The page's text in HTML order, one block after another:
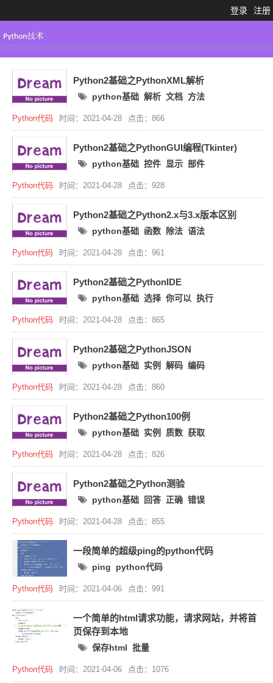
登录 注册
Python3.X 工具大全
Python代码
Python2基础之PythonXML解析
python基础 解析 文档 方法
Python代码 时间：2021-04-28 点击：866
Python2基础之PythonGUI编程(Tkinter)
python基础 控件 显示 部件
Python代码 时间：2021-04-28 点击：928
Python2基础之Python2.x与3​​.x版本区别
python基础 函数 除法 语法
Python代码 时间：2021-04-28 点击：961
Python2基础之PythonIDE
python基础 选择 你可以 执行
Python代码 时间：2021-04-28 点击：865
Python2基础之PythonJSON
python基础 实例 解码 编码
Python代码 时间：2021-04-28 点击：860
Python2基础之Python100例
python基础 实例 质数 获取
Python代码 时间：2021-04-28 点击：826
Python2基础之Python测验
python基础 回答 正确 错误
Python代码 时间：2021-04-28 点击：855
一段简单的超级ping的python代码
ping python代码
Python代码 时间：2021-04-06 点击：991
一个简单的html请求功能，请求网站，并将首
页保存到本地
保存html 批量
Python代码 时间：2021-04-06 点击：1076